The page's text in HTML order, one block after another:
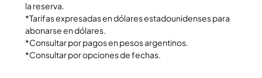
la reserva.
*Tarifas expresadas en dólares estadounidenses para
abonarse en dólares.
*Consultar por pagos en pesos argentinos.
*Consultar por opciones de fechas.